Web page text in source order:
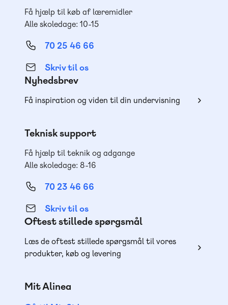
Få hjælp til køb af læremidler
Alle skoledage: 10-15
70 25 46 66
Skriv til os
Nyhedsbrev
Få inspiration og viden til din undervisning
Teknisk support
Få hjælp til teknik og adgange
Alle skoledage: 8-16
70 23 46 66
Skriv til os
Oftest stillede spørgsmål
Læs de oftest stillede spørgsmål til vores
produkter, køb og levering
Mit Alinea